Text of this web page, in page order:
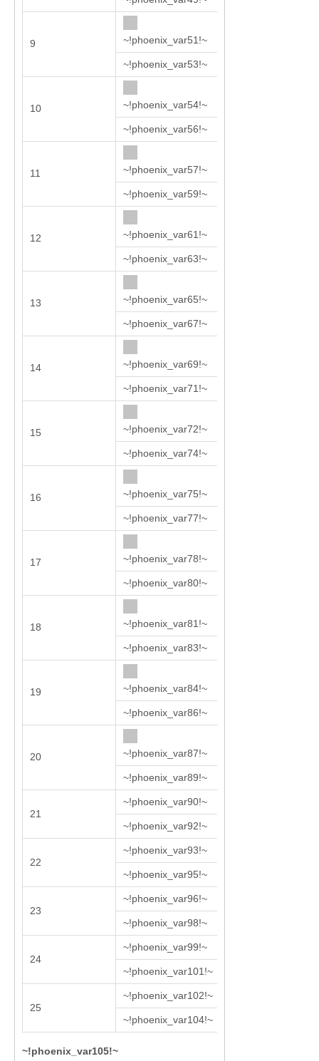
9 ~!phoenix_var51!~
~!phoenix_var53!~
10 ~!phoenix_var54!~
~!phoenix_var56!~
11 ~!phoenix_var57!~
~!phoenix_var59!~
12 ~!phoenix_var61!~
~!phoenix_var63!~
13 ~!phoenix_var65!~
~!phoenix_var67!~
14 ~!phoenix_var69!~
~!phoenix_var71!~
15 ~!phoenix_var72!~
~!phoenix_var74!~
16 ~!phoenix_var75!~
~!phoenix_var77!~
17 ~!phoenix_var78!~
~!phoenix_var80!~
18 ~!phoenix_var81!~
~!phoenix_var83!~
19 ~!phoenix_var84!~
~!phoenix_var86!~
20 ~!phoenix_var87!~
~!phoenix_var89!~
21
~!phoenix_var90!~
~!phoenix_var92!~
22
~!phoenix_var93!~
~!phoenix_var95!~
23
~!phoenix_var96!~
~!phoenix_var98!~
24
~!phoenix_var99!~
~!phoenix_var101!~
25
~!phoenix_var102!~
~!phoenix_var104!~
~!phoenix_var105!~